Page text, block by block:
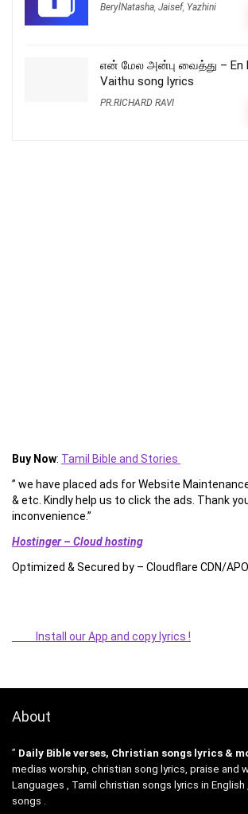
BerylNatasha, Jaisef, Yazhini
என் மேல அன்பு வைத்து – En
Vaithu song lyrics
PR.RICHARD RAVI
Buy Now: Tamil Bible and Stories
” we have placed ads for Website
& etc. Kindly help us to click the ads. Thank
inconvenience.”
Hostinger – Cloud hosting
Optimized & Secured by – Cloudflare CDN/APO
Install our App and copy lyrics !
About
” Daily Bible verses, Christian songs lyrics &
medias worship, christian song lyrics, praise and
Languages , Tamil christian songs lyrics in English
songs .